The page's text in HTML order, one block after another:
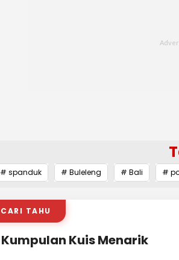
# spanduk # Buleleng # Bali #
CARI TAHU
Kumpulan Kuis Menarik